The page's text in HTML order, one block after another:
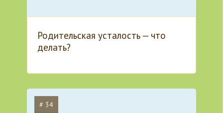
Родительская усталость — что
делать?
# 34